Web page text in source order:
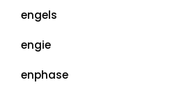
engels
engie
enphase